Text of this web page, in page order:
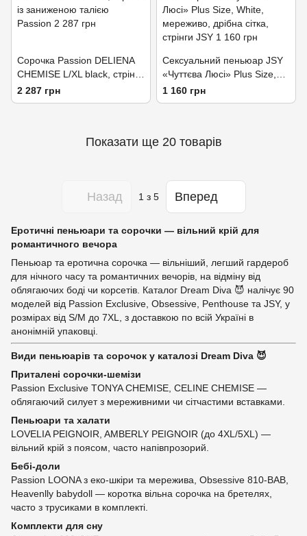
Сорочка Passion DELIENA
CHEMISE L/XL black, стрінги
із заниженою талією
2 287 грн
Сексуальний пеньюар JSY
«Чуттєва Люсі» Plus Size,
White, мереживо, дрібна
сітка, стрінги
1 160 грн
Показати ще 20 товарів
Назад 1 з 5 Вперед
Еротичні пеньюари та сорочки — вільний крій для
романтичного вечора
Пеньюар та еротична сорочка — вільніший, легший гардероб
для нічного часу та романтичних вечорів, на відміну від
облягаючих боді чи корсетів. Каталог Dream Diva 😈 налічує 90
моделей від Passion Exclusive, Obsessive, Penthouse та JSY, у
розмірах від S/M до 7XL, з доставкою по всій Україні в
анонімній упаковці.
Види пеньюарів та сорочок у каталозі Dream Diva 😈
Приталені сорочки-шемізи
Passion Exclusive TONYA CHEMISE, CELINE CHEMISE —
облягаючий силует з мереживними чи сітчастими вставками.
Пеньюари та халати
LOVELIA PEIGNOIR, AMBERLY PEIGNOIR (до 4XL/5XL) —
вільний крій з поясом, часто напівпрозорий.
Бебі-доли
Passion LOONA з еко-шкіри та мережива, Obsessive 810-BAB,
Heavenlly babydoll — коротка вільна сорочка на бретелях,
часто з трусиками в комплекті.
Комплекти для сну